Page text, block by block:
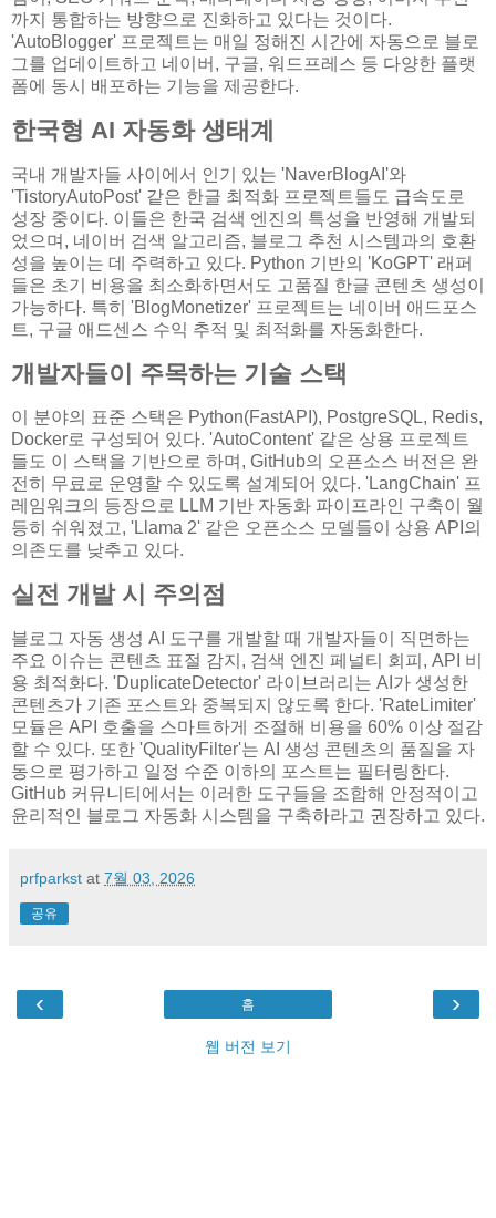
까지 통합하는 방향으로 진화하고 있다는 것이다.
'AutoBlogger' 프로젝트는 매일 정해진 시간에 자동으로 블로
그를 업데이트하고 네이버, 구글, 워드프레스 등 다양한 플랫
폼에 동시 배포하는 기능을 제공한다.
한국형 AI 자동화 생태계
국내 개발자들 사이에서 인기 있는 'NaverBlogAI'와
'TistoryAutoPost' 같은 한글 최적화 프로젝트들도 급속도로
성장 중이다. 이들은 한국 검색 엔진의 특성을 반영해 개발되
었으며, 네이버 검색 알고리즘, 블로그 추천 시스템과의 호환
성을 높이는 데 주력하고 있다. Python 기반의 'KoGPT' 래퍼
들은 초기 비용을 최소화하면서도 고품질 한글 콘텐츠 생성이
가능하다. 특히 'BlogMonetizer' 프로젝트는 네이버 애드포스
트, 구글 애드센스 수익 추적 및 최적화를 자동화한다.
개발자들이 주목하는 기술 스택
이 분야의 표준 스택은 Python(FastAPI), PostgreSQL, Redis,
Docker로 구성되어 있다. 'AutoContent' 같은 상용 프로젝트
들도 이 스택을 기반으로 하며, GitHub의 오픈소스 버전은 완
전히 무료로 운영할 수 있도록 설계되어 있다. 'LangChain' 프
레임워크의 등장으로 LLM 기반 자동화 파이프라인 구축이 월
등히 쉬워졌고, 'Llama 2' 같은 오픈소스 모델들이 상용 API의
의존도를 낮추고 있다.
실전 개발 시 주의점
블로그 자동 생성 AI 도구를 개발할 때 개발자들이 직면하는
주요 이슈는 콘텐츠 표절 감지, 검색 엔진 페널티 회피, API 비
용 최적화다. 'DuplicateDetector' 라이브러리는 AI가 생성한
콘텐츠가 기존 포스트와 중복되지 않도록 한다. 'RateLimiter'
모듈은 API 호출을 스마트하게 조절해 비용을 60% 이상 절감
할 수 있다. 또한 'QualityFilter'는 AI 생성 콘텐츠의 품질을 자
동으로 평가하고 일정 수준 이하의 포스트는 필터링한다.
GitHub 커뮤니티에서는 이러한 도구들을 조합해 안정적이고
윤리적인 블로그 자동화 시스템을 구축하라고 권장하고 있다.
prfparkst at 7월 03, 2026
공유
‹ ›
홈
웹 버전 보기